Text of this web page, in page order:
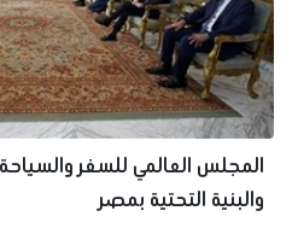
المجلس العالمي للسفر
والبنية التحتية بمصر